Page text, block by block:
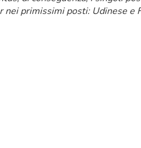
nei primissimi posti: Udinese e